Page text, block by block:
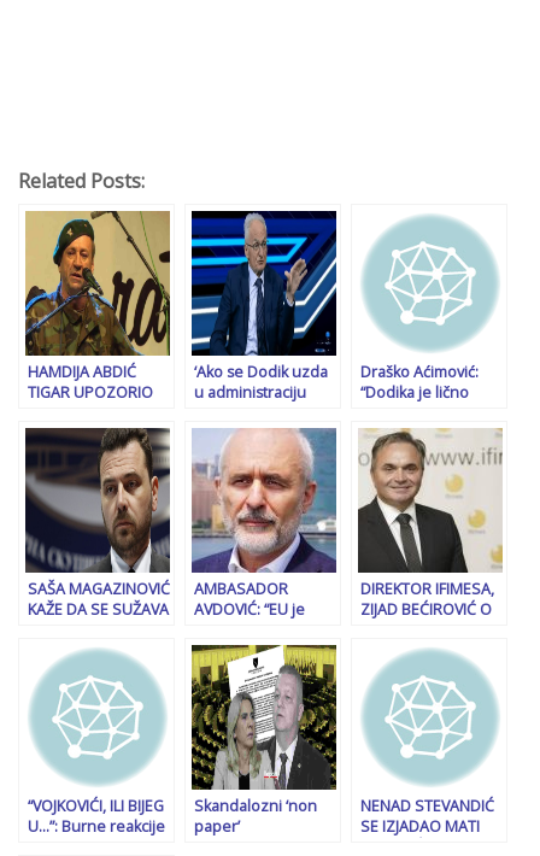
Related Posts:
HAMDIJA ABDIĆ
TIGAR UPOZORIO
ne krećeš na
Krajinu! Ko hoće
rat…”
‘Ako se Dodik uzda
u administraciju
‘kukuriknuo prije
svitanja’:
Penzionisani sudija
Perić o dešavanjima
u RS-u
Draško Aćimović:
“Dodika je lično
Moskvu! Vratit će se
u BiH! Ovo se hitno
mora uraditi…”
SAŠA MAGAZINOVIĆ
KAŽE DA SE SUŽAVA
zloupotrebljava
krizu; Postoje dvije
strane jedna je za…”
AMBASADOR
AVDOVIĆ: “EU je
BiH, na sceni
politička agresija”
DIREKTOR IFIMESA,
ZIJAD BEĆIROVIĆ O
U BiH: “Nigdje na
svijetu nema da
tako mala stranka
kao HDZ uvjetuje…”
“VOJKOVIĆI, ILI BIJEG
U…”: Burne reakcije
Skandalozni ‘non
paper’
NENAD STEVANDIĆ
SE IZJADAO MATI